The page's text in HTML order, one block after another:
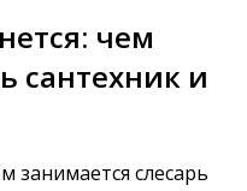
чем
сантехник и